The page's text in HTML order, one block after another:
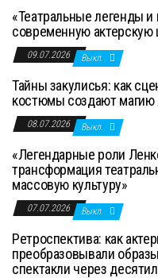
«Театральные легенды и
современную
09.07.2026 Выкл.
Тайны закулисья: как
костюмы создают магию
08.07.2026 Выкл.
«Легендарные роли
трансформация
массовую культуру»
07.07.2026 Выкл.
Ретроспектива: как
преобразовывали
спектакли через